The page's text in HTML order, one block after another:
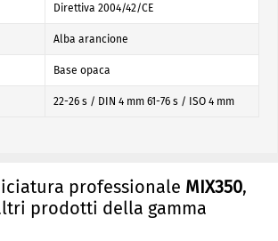
Direttiva 2004/42/CE
Alba arancione
Base opaca
22-26 s / DIN 4 mm 61-76 s / ISO 4 mm
professionale MIX350,
prodotti della gamma